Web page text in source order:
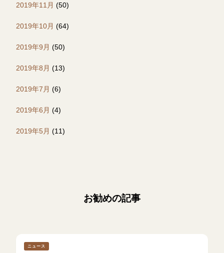
2019年11月 (50)
2019年10月 (64)
2019年9月 (50)
2019年8月 (13)
2019年7月 (6)
2019年6月 (4)
2019年5月 (11)
お勧めの記事
ニュース